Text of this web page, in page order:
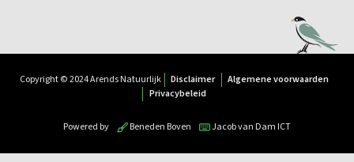
Copyright © 2024 Arends Natuurlijk Disclaimer
Algemene voorwaarden
Privacybeleid
Powered by Beneden Boven Jacob van Dam ICT